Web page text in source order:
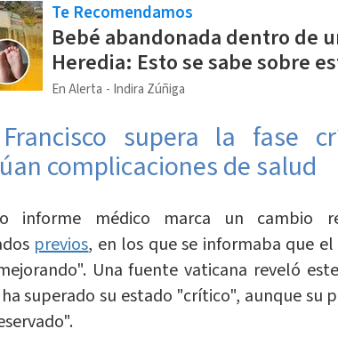
Te Recomendamos
Bebé abandonada dentro de
Heredia: Esto se sabe sobre
En Alerta Indira Zúñiga
supera la fase
complicaciones de salud
informe médico marca un cambio
previos, en los que se informaba que el
Una fuente vaticana reveló
superado su estado "crítico", aunque su